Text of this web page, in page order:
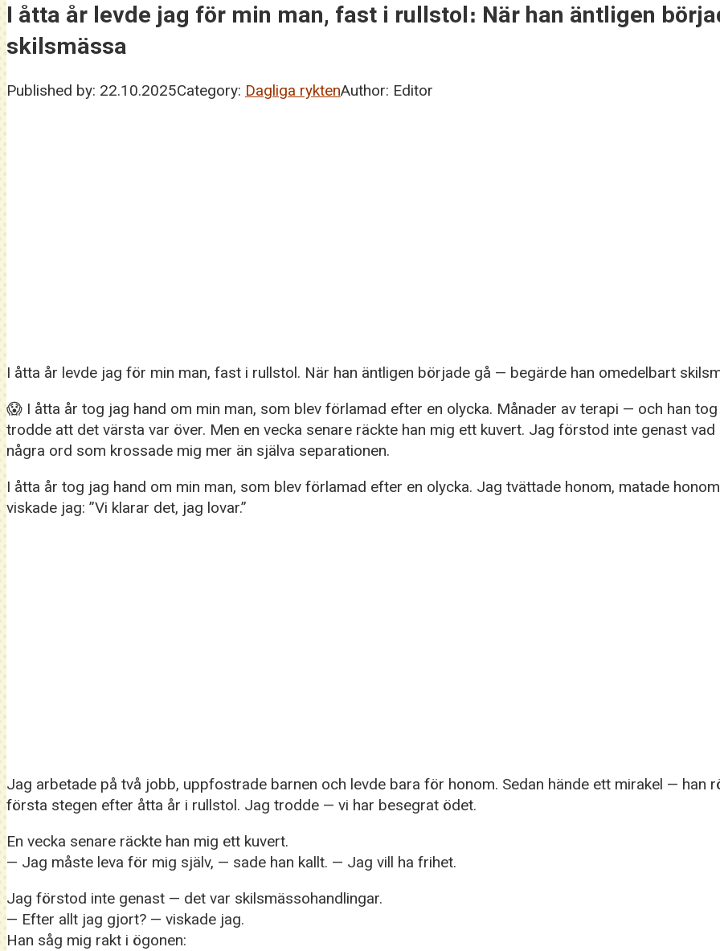
I åtta år levde jag för min man, fast i rullstol։ När han äntligen
skilsmässa
Published by: 22.10.2025Category: Dagliga ryktenAuthor: Editor
I åtta år levde jag för min man, fast i rullstol. När han äntligen började gå — begärde han omedelbart
😱 I åtta år tog jag hand om min man, som blev förlamad efter en olycka. Månader av terapi — och han
trodde att det värsta var över. Men en vecka senare räckte han mig ett kuvert. Jag förstod inte genast
några ord som krossade mig mer än själva separationen.
I åtta år tog jag hand om min man, som blev förlamad efter en olycka. Jag tvättade honom, matade
viskade jag: ”Vi klarar det, jag lovar.”
Jag arbetade på två jobb, uppfostrade barnen och levde bara för honom. Sedan hände ett mirakel — han
första stegen efter åtta år i rullstol. Jag trodde — vi har besegrat ödet.
En vecka senare räckte han mig ett kuvert.
— Jag måste leva för mig själv, — sade han kallt. — Jag vill ha frihet.
Jag förstod inte genast — det var skilsmässohandlingar.
— Efter allt jag gjort? — viskade jag.
Han såg mig rakt i ögonen: